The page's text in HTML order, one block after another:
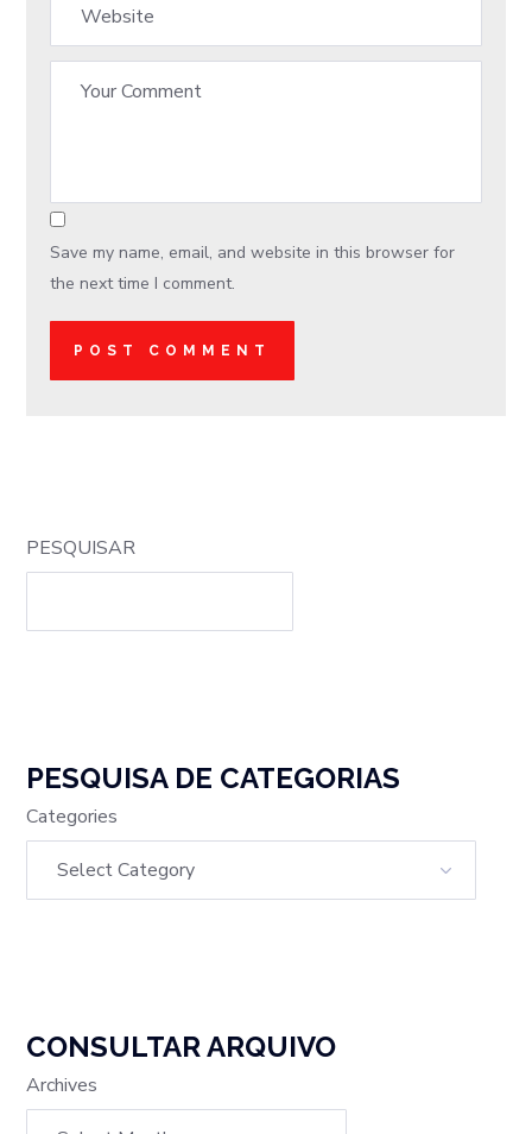
Save my name, email, and website in this browser for
the next time I comment.
PESQUISAR
PESQUISA DE CATEGORIAS
Categories
CONSULTAR ARQUIVO
Archives